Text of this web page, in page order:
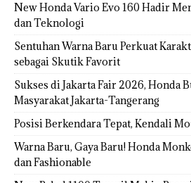
New Honda Vario Evo 160 Hadir
dan Teknologi
Sentuhan Warna Baru Perkuat
sebagai Skutik Favorit
Sukses di Jakarta Fair 2026, Honda
Masyarakat Jakarta-Tangerang
Posisi Berkendara Tepat, Kendali
Warna Baru, Gaya Baru! Honda
dan Fashionable